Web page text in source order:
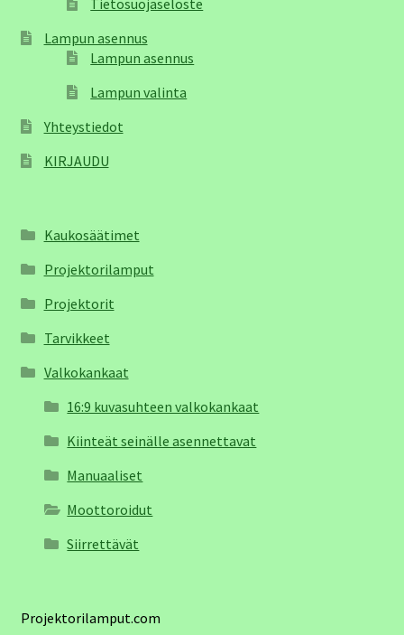
Tietosuojaseloste
Lampun asennus
Lampun asennus
Lampun valinta
Yhteystiedot
KIRJAUDU
Kaukosäätimet
Projektorilamput
Projektorit
Tarvikkeet
Valkokankaat
16:9 kuvasuhteen valkokankaat
Kiinteät seinälle asennettavat
Manuaaliset
Moottoroidut
Siirrettävät
Projektorilamput.com